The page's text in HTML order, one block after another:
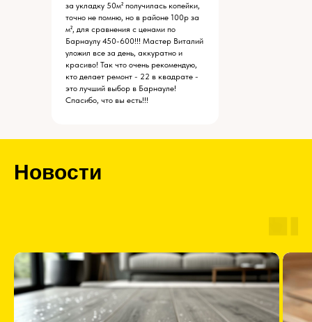
за укладку 50м² получилась копейки,
точно не помню, но в районе 100р за
м², для сравнения с ценами по
Барнаулу 450-600!!! Мастер Виталий
уложил все за день, аккуратно и
красиво! Так что очень рекомендую,
кто делает ремонт - 22 в квадрате -
это лучший выбор в Барнауле!
Спасибо, что вы есть!!!
Новости